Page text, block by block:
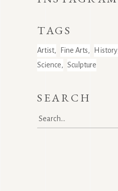
TAGS
Artist Fine Arts History
Science
Sculpture
SEARCH
Search
for: